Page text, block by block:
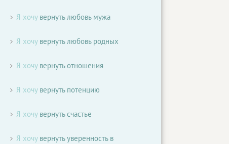
Я хочувернуть любовь мужа
Я хочувернуть любовь родных
Я хочувернуть отношения
Я хочувернуть потенцию
Я хочувернуть счастье
Я хочувернуть уверенность в